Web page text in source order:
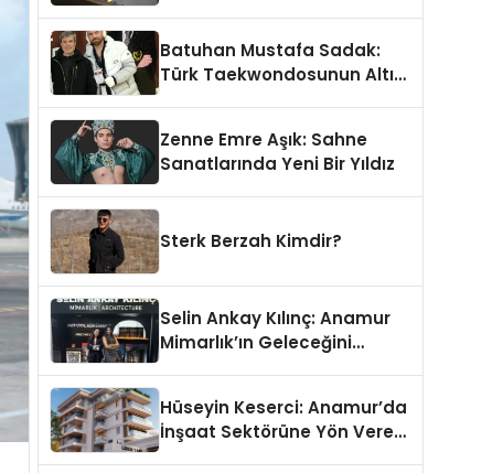
Batuhan Mustafa Sadak:
Türk Taekwondosunun Altın
Zenne Emre Aşık: Sahne
Sanatlarında Yeni Bir Yıldız
Sterk Berzah Kimdir?
Selin Ankay Kılınç: Anamur
Mimarlık’ın Geleceğini
Hüseyin Keserci: Anamur’da
İnşaat Sektörüne Yön Veren